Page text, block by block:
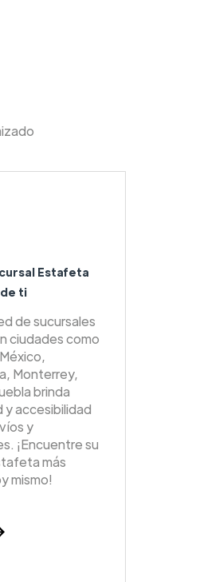
Estafeta
ti
de sucursales
ciudades como
Monterrey,
brinda
y accesibilidad
y
¡Encuentre su
más
mismo!